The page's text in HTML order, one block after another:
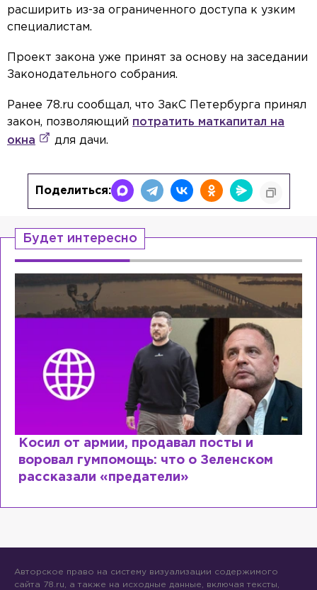
расширить из-за ограниченного доступа к узким
специалистам.
Проект закона уже принят за основу на заседании
Законодательного собрания.
Ранее 78.ru сообщал, что ЗакС Петербурга принял
закон, позволяющий потратить маткапитал на
окна
для дачи.
Поделиться:
Будет интересно
и
Рыдает из-за мужа, но
Лазаревым: как Лера
сходит с ума
Авторское право на систему визуализации содержимого
сайта 78.ru, а также на исходные данные, включая тексты,